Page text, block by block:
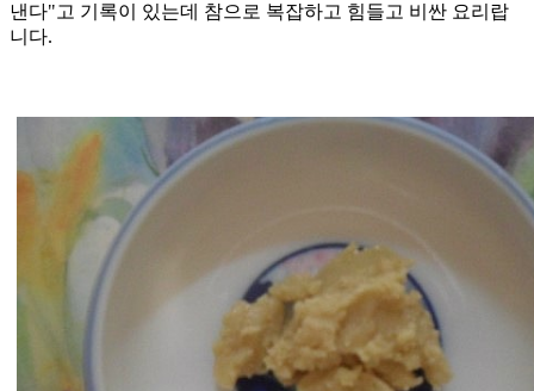
낸다"고 기록이 있는데 참으로 복잡하고 힘들고 비싼 요리랍
니다.